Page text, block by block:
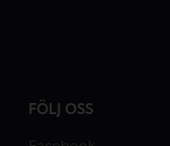
FÖLJ OSS